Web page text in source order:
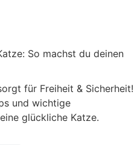
So machst du deinen
für Freiheit & Sicherheit!
und wichtige
glückliche Katze.